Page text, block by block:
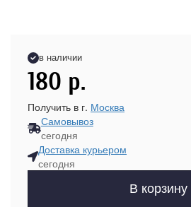
в наличии
180 р.
Получить в г. Москва
Самовывоз
сегодня
Доставка курьером
сегодня
В корзину